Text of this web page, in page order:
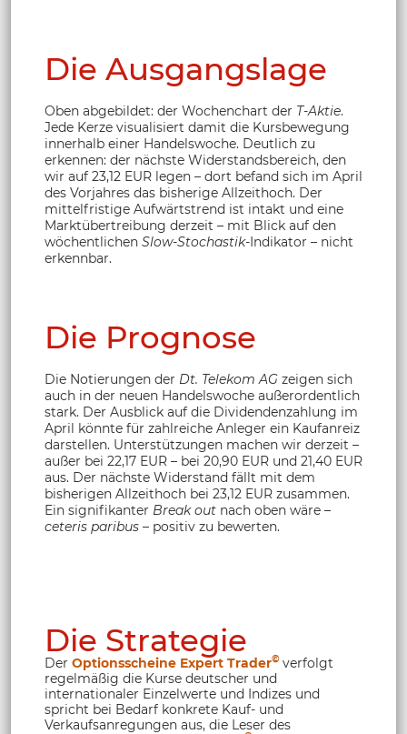
Die Ausgangslage
Oben abgebildet: der Wochenchart der T-Aktie.
Jede Kerze visualisiert damit die Kursbewegung
innerhalb einer Handelswoche. Deutlich zu
erkennen: der nächste Widerstandsbereich, den
wir auf 23,12 EUR legen – dort befand sich im April
des Vorjahres das bisherige Allzeithoch. Der
mittelfristige Aufwärtstrend ist intakt und eine
Marktübertreibung derzeit – mit Blick auf den
wöchentlichen Slow-Stochastik-Indikator – nicht
erkennbar.
Die Prognose
Die Notierungen der Dt. Telekom AG zeigen sich
auch in der neuen Handelswoche außerordentlich
stark. Der Ausblick auf die Dividendenzahlung im
April könnte für zahlreiche Anleger ein Kaufanreiz
darstellen. Unterstützungen machen wir derzeit –
außer bei 22,17 EUR – bei 20,90 EUR und 21,40 EUR
aus. Der nächste Widerstand fällt mit dem
bisherigen Allzeithoch bei 23,12 EUR zusammen.
Ein signifikanter Break out nach oben wäre –
ceteris paribus – positiv zu bewerten.
Die Strategie
Der Optionsscheine Expert Trader© verfolgt
regelmäßig die Kurse deutscher und
internationaler Einzelwerte und Indizes und
spricht bei Bedarf konkrete Kauf- und
Verkaufsanregungen aus, die Leser des